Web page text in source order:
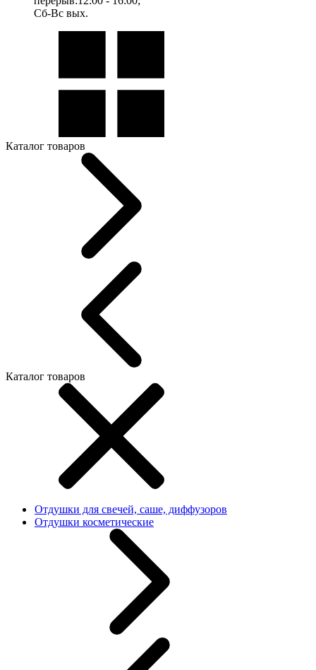
Сб-Вс вых.
Каталог товаров
Каталог товаров
Отдушки для свечей, саше, диффузоров
Отдушки косметические